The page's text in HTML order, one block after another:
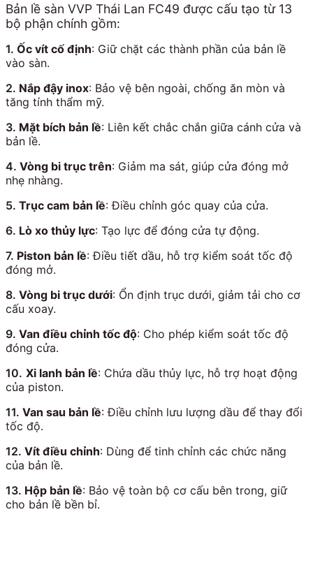
Bản lề sàn VVP Thái Lan FC49 được cấu tạo từ 13
bộ phận chính gồm:
1. Ốc vít cố định: Giữ chặt các thành phần của bản lề
vào sàn.
2. Nắp đậy inox: Bảo vệ bên ngoài, chống ăn mòn và
tăng tính thẩm mỹ.
3. Mặt bích bản lề: Liên kết chắc chắn giữa cánh cửa và
bản lề.
4. Vòng bi trục trên: Giảm ma sát, giúp cửa đóng mở
nhẹ nhàng.
5. Trục cam bản lề: Điều chỉnh góc quay của cửa.
6. Lò xo thủy lực: Tạo lực để đóng cửa tự động.
7. Piston bản lề: Điều tiết dầu, hỗ trợ kiểm soát tốc độ
đóng mở.
8. Vòng bi trục dưới: Ổn định trục dưới, giảm tải cho cơ
cấu xoay.
9. Van điều chỉnh tốc độ: Cho phép kiểm soát tốc độ
đóng cửa.
10. Xi lanh bản lề: Chứa dầu thủy lực, hỗ trợ hoạt động
của piston.
11. Van sau bản lề: Điều chỉnh lưu lượng dầu để thay đổi
tốc độ.
12. Vít điều chỉnh: Dùng để tinh chỉnh các chức năng
của bản lề.
13. Hộp bản lề: Bảo vệ toàn bộ cơ cấu bên trong, giữ
cho bản lề bền bỉ.